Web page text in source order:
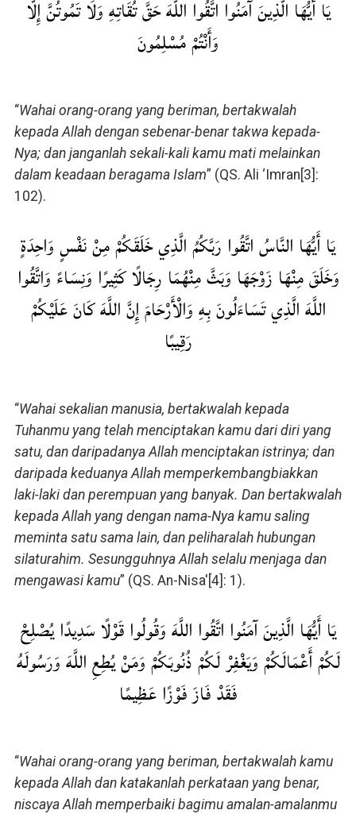
يَا أَيُّهَا الَّذِينَ آمَنُوا اتَّقُوا اللَّهَ حَقَّ تُقَاتِهِ وَلَا تَمُوتُنَّ إِلَّا
وَأَنْتُمْ مُسْلِمُونَ
“Wahai orang-orang yang beriman, bertakwalah
kepada Allah dengan sebenar-benar takwa kepada-
Nya; dan janganlah sekali-kali kamu mati melainkan
dalam keadaan beragama Islam” (QS. Ali ‘Imran[3]:
102).
يَا أَيُّهَا النَّاسُ اتَّقُوا رَبَّكُمُ الَّذِي خَلَقَكُمْ مِنْ نَفْسٍ وَاحِدَةٍ
وَخَلَقَ مِنْهَا زَوْجَهَا وَبَثَّ مِنْهُمَا رِجَالًا كَثِيرًا وَنِسَاءً وَاتَّقُوا
اللَّهَ الَّذِي تَسَاءَلُونَ بِهِ وَالْأَرْحَامَ إِنَّ اللَّهَ كَانَ عَلَيْكُمْ
رَقِيبًا
“Wahai sekalian manusia, bertakwalah kepada
Tuhanmu yang telah menciptakan kamu dari diri yang
satu, dan daripadanya Allah menciptakan istrinya; dan
daripada keduanya Allah memperkembangbiakkan
laki-laki dan perempuan yang banyak. Dan bertakwalah
kepada Allah yang dengan nama-Nya kamu saling
meminta satu sama lain, dan peliharalah hubungan
silaturahim. Sesungguhnya Allah selalu menjaga dan
mengawasi kamu” (QS. An-Nisa'[4]: 1).
يَا أَيُّهَا الَّذِينَ آمَنُوا اتَّقُوا اللَّهَ وَقُولُوا قَوْلًا سَدِيدًا يُصْلِحْ
لَكُمْ أَعْمَالَكُمْ وَيَغْفِرْ لَكُمْ ذُنُوبَكُمْ وَمَنْ يُطِعِ اللَّهَ وَرَسُولَهُ
فَقَدْ فَازَ فَوْزًا عَظِيمًا
“Wahai orang-orang yang beriman, bertakwalah kamu
kepada Allah dan katakanlah perkataan yang benar,
niscaya Allah memperbaiki bagimu amalan-amalanmu